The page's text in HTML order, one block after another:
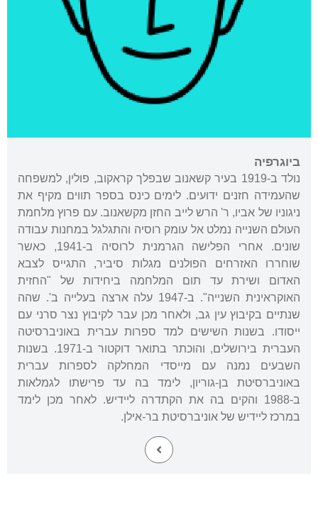
ביוגרפיה
נולד ב-1919 בעיר קשאנוב שבפלך קראקוב, פולין, למשפחה
שהעמידה חזנים ידועים. לימים כינס בספר תווים מקיף את
ניגוניו של אביו, ר' הרש לייב החזן מקשאנוב. עם פרוץ מלחמת
העולם השנייה נמלט אל עומק רוסיה והתגלגל במחנות עבודה
שונים. אחרי הפלישה הגרמנית לרוסיה ב-1941, כאשר
שוחררו האזרחים הפולנים מגלות סיביר, התגייס לצבא
האדום ושירת עד תום המלחמה ביחידות של "החזית
האוקראינית השנייה". ב-1947 עלה ארצה בעלייה ב'. שהה
שנתיים בקיבוץ עין גב, ולאחר מכן עבר לקיבוץ נצר סרני עם
ייסודו. בשנות השישים למד ספרות עברית באוניברסיטה
העברית בירושלים, והוכתר בתואר דוקטור ב-1971. בשנות
השבעים נמנה עם מייסדי המחלקה לספרות עברית
באוניברסיטת בן-גוריון, לימד בה עד פרישתו לגמלאות
ב-1988 והקים בה את הקתדרה ליידיש. לאחר מכן לימד
במרכז ליידיש של אוניברסיטת בר-אילן.